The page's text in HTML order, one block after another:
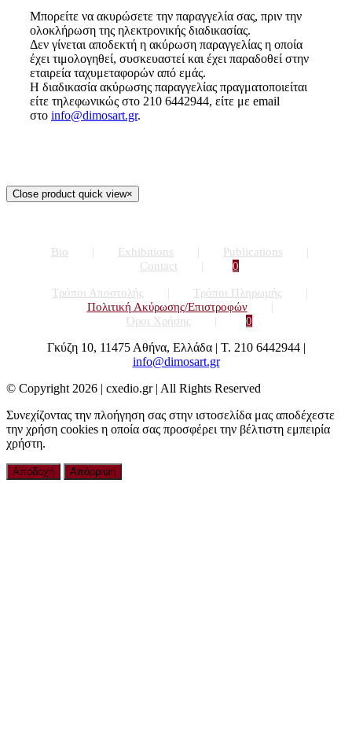
Μπορείτε να ακυρώσετε την παραγγελία σας, πριν την
ολοκλήρωση της ηλεκτρονικής διαδικασίας.
Δεν γίνεται αποδεκτή η ακύρωση παραγγελίας η οποία
έχει τιμολογηθεί, συσκευαστεί και έχει παραδοθεί στην
εταιρεία ταχυμεταφορών από εμάς.
Η διαδικασία ακύρωσης παραγγελίας πραγματοποιείται
είτε τηλεφωνικώς στο 210 6442944, είτε με email
στο info@dimosart.gr.
Close product quick view×
Bio Exhibitions
Publications
Contact
0
Τρόποι Αποστολής
Τρόποι Πληρωμής
Πολιτική Ακύρωσης/Επιστροφών
Όροι Χρήσης
0
Γκύζη 10, 11475 Αθήνα, Ελλάδα | Τ. 210 6442944 |
info@dimosart.gr
© Copyright 2026 | cxedio.gr | All Rights Reserved
Συνεχίζοντας την πλοήγηση σας στην ιστοσελίδα μας αποδέχεστε
την χρήση cookies η οποία σας προσφέρει την βέλτιστη εμπειρία
χρήστη.
Αποδοχή Απόρριψη